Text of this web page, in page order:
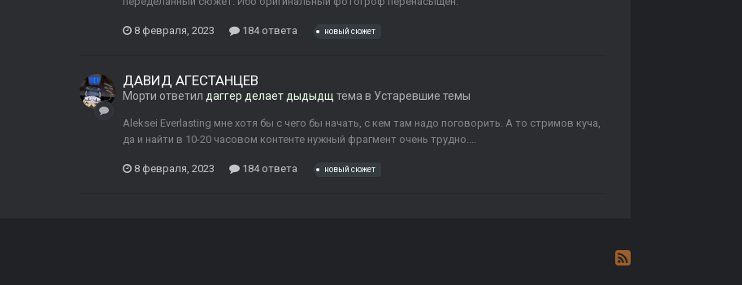
8 февраля, 2023 184 ответа новый сюжет
ДАВИД АГЕСТАНЦЕВ
Морти ответил даггер делает дыдыдщ тема в Устаревшие темы
Aleksei Everlasting мне хотя бы с чего бы начать, с кем там надо поговорить. А то стримов куча,
да и найти в 10-20 часовом контенте нужный фрагмент очень трудно....
8 февраля, 2023 184 ответа новый сюжет